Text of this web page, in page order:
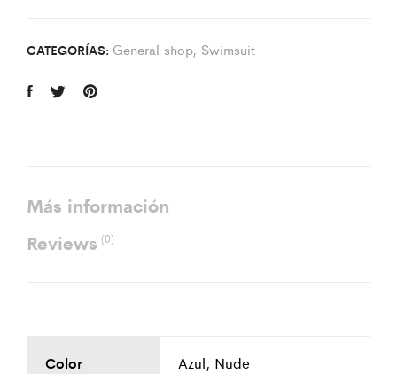
CATEGORÍAS: General shop, Swimsuit
Más información
Reviews(0)
Color Azul, Nude